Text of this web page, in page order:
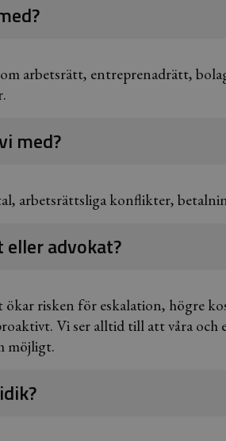
arbetsrätt, entreprenadrätt,
med?
arbetsrättsliga konflikter,
advokat?
risken för eskalation, högre
Vi ser alltid till att våra och
möjligt.